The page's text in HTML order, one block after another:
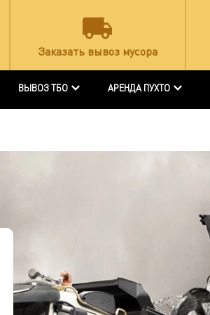
Заказать вывоз мусора
ВЫВОЗ ТБО АРЕНДА ПУХТО